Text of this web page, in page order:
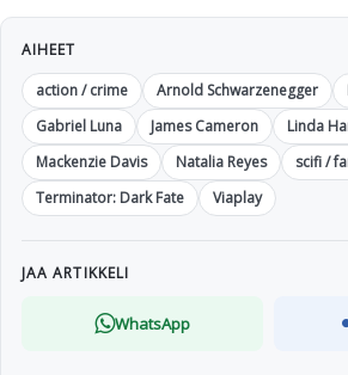
AIHEET
action / crime
Arnold Schwarzenegger
Gabriel Luna
James Cameron
Linda
Mackenzie Davis
Natalia Reyes scifi /
Terminator: Dark Fate
Viaplay
JAA ARTIKKELI
WhatsApp